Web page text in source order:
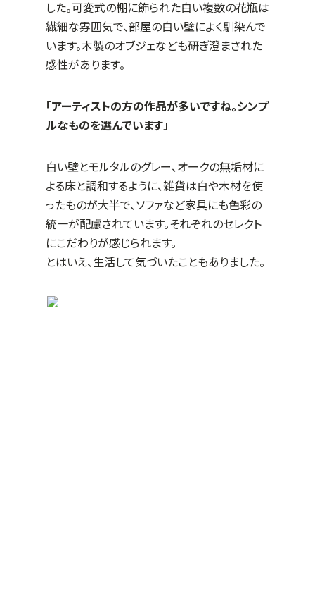
した。可変式の棚に飾られた白い複数の花瓶は
繊細な雰囲気で、部屋の白い壁によく馴染んで
います。木製のオブジェなども研ぎ澄まされた
感性があります。
「アーティストの方の作品が多いですね。シンプ
ルなものを選んでいます」
白い壁とモルタルのグレー、オークの無垢材に
よる床と調和するように、雑貨は白や木材を使
ったものが大半で、ソファなど家具にも色彩の
統一が配慮されています。それぞれのセレクト
にこだわりが感じられます。
とはいえ、生活して気づいたこともありました。